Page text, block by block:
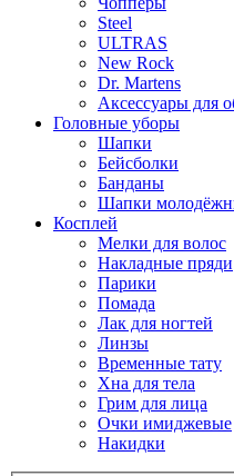
Steel
ULTRAS
New Rock
Dr. Martens
Аксессуары для
Головные уборы
Шапки
Бейсболки
Банданы
Шапки
Косплей
Мелки для волос
Накладные пряди
Парики
Помада
Лак для ногтей
Линзы
Временные тату
Хна для тела
Грим для лица
Очки имиджевые
Накидки